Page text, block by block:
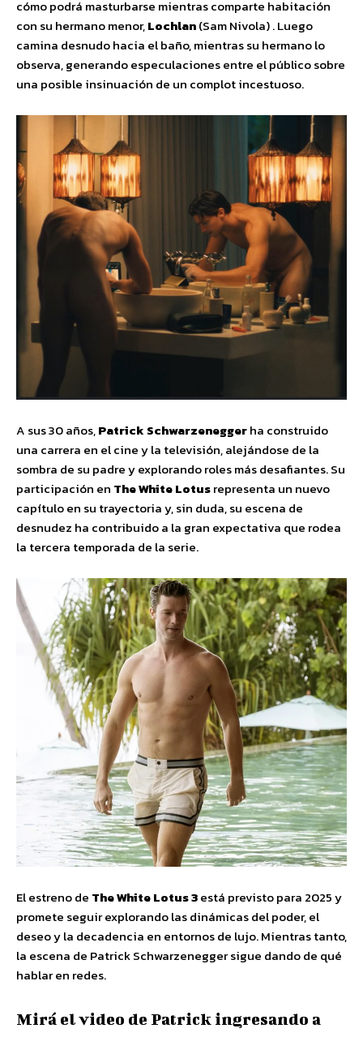
cómo podrá masturbarse mientras comparte habitación
con su hermano menor,Lochlan(Sam Nivola) . Luego
camina desnudo hacia el baño, mientras su hermano lo
observa, generando especulaciones entre el público sobre
una posible insinuación de un complot incestuoso.
A sus 30 años,Patrick Schwarzeneggerha construido
una carrera en el cine y la televisión, alejándose de la
sombra de su padre y explorando roles más desafiantes. Su
participación en The White Lotusrepresenta un nuevo
capítulo en su trayectoria y, sin duda, su escena de
desnudez ha contribuido a la gran expectativa que rodea
la tercera temporada de la serie.
El estreno de The White Lotus 3está previsto para 2025 y
promete seguir explorando las dinámicas del poder, el
deseo y la decadencia en entornos de lujo. Mientras tanto,
la escena de Patrick Schwarzenegger sigue dando de qué
hablar en redes.
Mirá el video de Patrick ingresando a